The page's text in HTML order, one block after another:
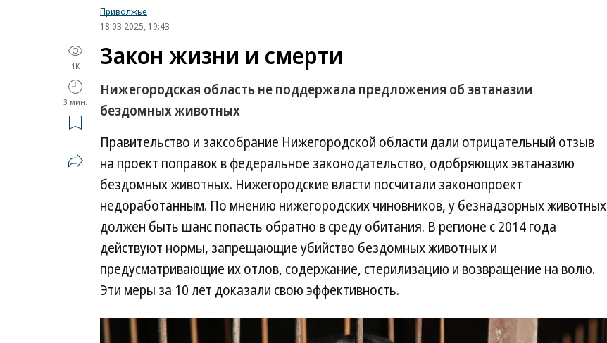
Приволжье
18.03.2025, 19:43
1K
3 мин.
Закон жизни и смерти
Нижегородская область не поддержала предложения об эвтаназии
бездомных животных
Правительство и заксобрание Нижегородской области дали отрицательный отзыв
на проект поправок в федеральное законодательство, одобряющих эвтаназию
бездомных животных. Нижегородские власти посчитали законопроект
недоработанным. По мнению нижегородских чиновников, у безнадзорных животных
должен быть шанс попасть обратно в среду обитания. В регионе с 2014 года
действуют нормы, запрещающие убийство бездомных животных и
предусматривающие их отлов, содержание, стерилизацию и возвращение на волю.
Эти меры за 10 лет доказали свою эффективность.